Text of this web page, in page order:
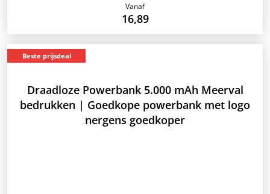
Vanaf
16,89
Beste prijsdeal
Draadloze Powerbank 5.000 mAh Meerval
bedrukken | Goedkope powerbank met logo
nergens goedkoper